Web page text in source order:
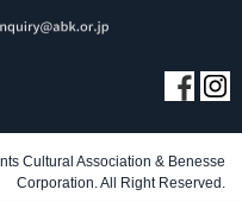
Cultural Association & Benesse
Corporation. All Right Reserved.